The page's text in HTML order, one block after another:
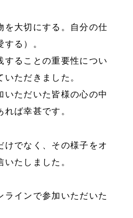
お問い合わせ
を大切にする。自分の仕
る）。
することの重要性につい
ただきました。
いただいた皆様の心の中
ば幸甚です。
けでなく、その様子をオ
たしました。
ラインで参加いただいた